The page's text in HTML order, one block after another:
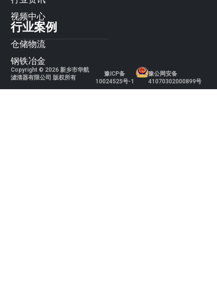
视频中心
行业案例
仓储物流
钢铁冶金
Copyright © 2026 新乡市华航
滤清器有限公司 版权所有
豫ICP备
10024525号-1
豫公网安备
41070302000899号